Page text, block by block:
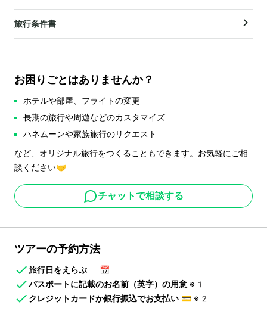
旅行条件書
お困りごとはありませんか？
ホテルや部屋、フライトの変更
長期の旅行や周遊などのカスタマイズ
ハネムーンや家族旅行のリクエスト
など、オリジナル旅行をつくることもできます。お気軽にご相
談ください🤝
チャットで相談する
ツアーの予約方法
旅行日をえらぶ
📅
パスポートに記載のお名前（英字）の用意 ※1
クレジットカードか銀行振込でお支払い 💳 ※2